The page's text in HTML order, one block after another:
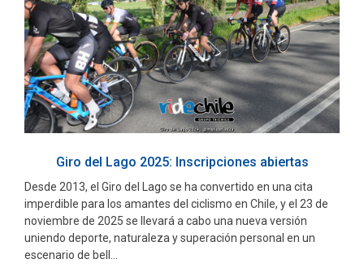
Giro del Lago 2025: Inscripciones abiertas
Desde 2013, el Giro del Lago se ha convertido en una cita
imperdible para los amantes del ciclismo en Chile, y el 23 de
noviembre de 2025 se llevará a cabo una nueva versión
uniendo deporte, naturaleza y superación personal en un
escenario de bell...